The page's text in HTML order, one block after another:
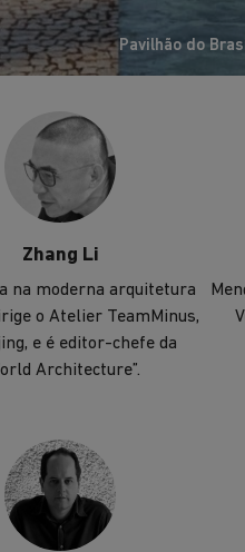
Pavilhão do
social.
Zhang Li
na moderna arquitetura
o Atelier TeamMinus,
e é editor-chefe da
Architecture”.